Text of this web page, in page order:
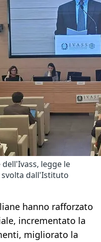
legge le
dall'Istituto
hanno rafforzato
incrementato la
migliorato la